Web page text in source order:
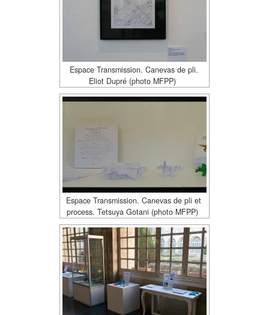
Espace Transmission. Canevas de pli.
Eliot Dupré (photo MFPP)
Espace Transmission. Canevas de pli et
process. Tetsuya Gotani (photo MFPP)